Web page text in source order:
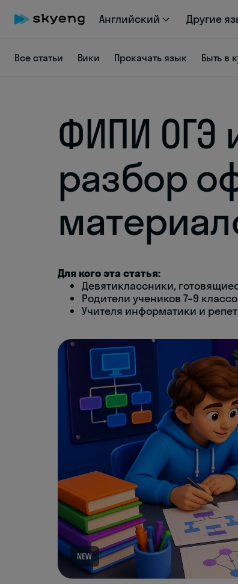
Английский Другие
Все статьи Вики Прокачать язык Быть в
ФИПИ ОГЭ
разбор
Для кого эта статья:
Девятиклассники,
Родители учеников 7–9
Учителя информатики и
NEW